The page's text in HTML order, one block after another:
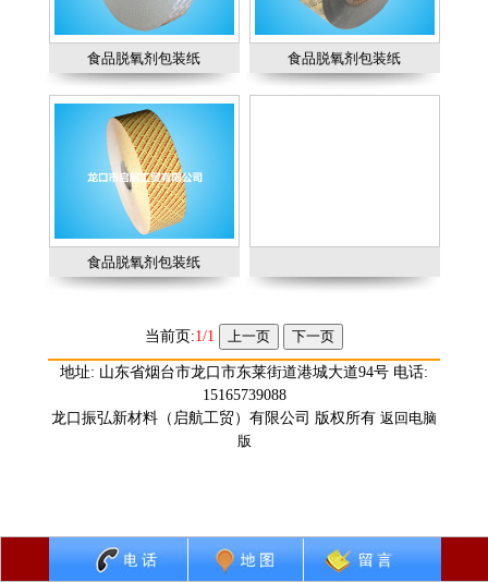
食品脱氧剂包装纸 食品脱氧剂包装纸
食品脱氧剂包装纸
当前页:1/1
地址: 山东省烟台市龙口市东莱街道港城大道94号 电话:
15165739088
龙口振弘新材料（启航工贸）有限公司 版权所有 返回电脑
版